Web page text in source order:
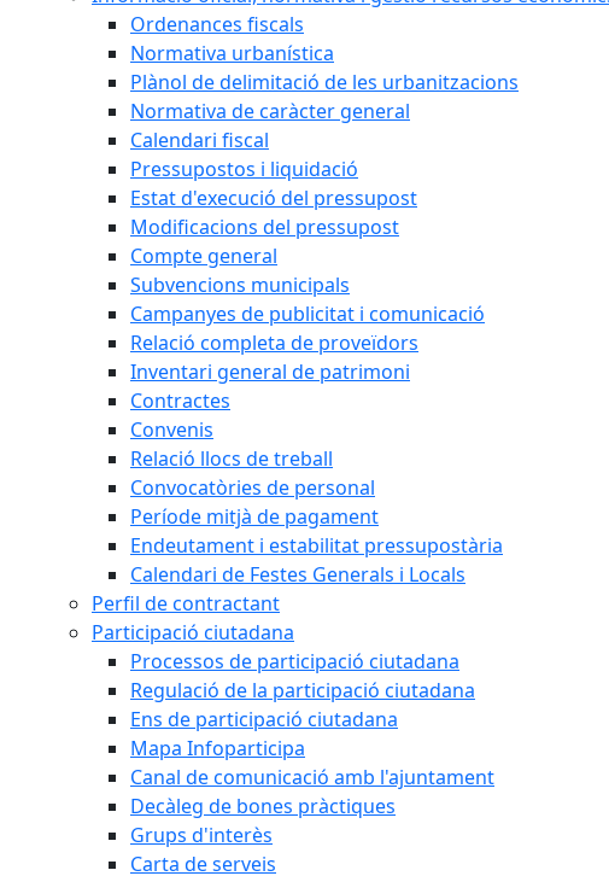
Ordenances fiscals
Normativa urbanística
Plànol de delimitació de les urbanitzacions
Normativa de caràcter general
Calendari fiscal
Pressupostos i liquidació
Estat d'execució del pressupost
Modificacions del pressupost
Compte general
Subvencions municipals
Campanyes de publicitat i comunicació
Relació completa de proveïdors
Inventari general de patrimoni
Contractes
Convenis
Relació llocs de treball
Convocatòries de personal
Període mitjà de pagament
Endeutament i estabilitat pressupostària
Calendari de Festes Generals i Locals
Perfil de contractant
Participació ciutadana
Processos de participació ciutadana
Regulació de la participació ciutadana
Ens de participació ciutadana
Mapa Infoparticipa
Canal de comunicació amb l'ajuntament
Decàleg de bones pràctiques
Grups d'interès
Carta de serveis